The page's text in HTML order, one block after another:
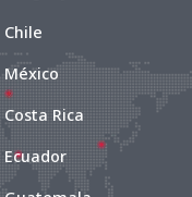
Chile
México
Costa Rica
Ecuador